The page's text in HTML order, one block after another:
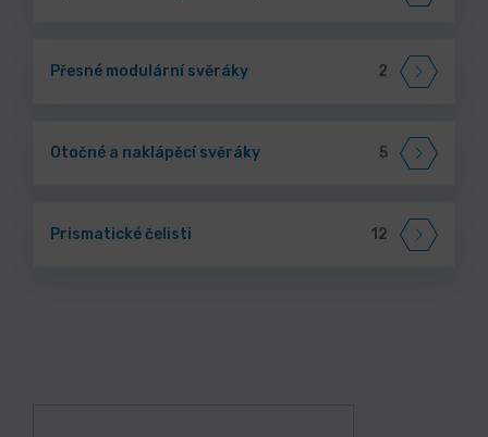
Přesné modulární svěráky 2
Otočné a naklápěcí svěráky 5
Prismatické čelisti 12